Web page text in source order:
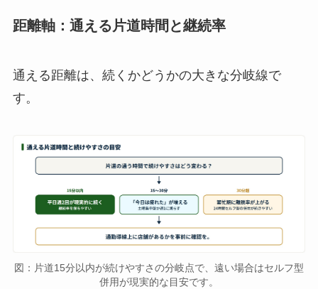
距離軸：通える片道時間と継続率
通える距離は、続くかどうかの大きな分岐線で
す。
図：片道15分以内が続けやすさの分岐点で、遠い場合はセルフ型
併用が現実的な目安です。